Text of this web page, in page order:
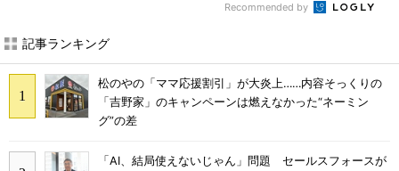
Recommended by
記事ランキング
松のやの「ママ応援割引」が大炎上……内容そっくりの
「吉野家」のキャンペーンは燃えなかった“ネーミン
グ”の差
「AI、結局使えないじゃん」問題 セールスフォースが